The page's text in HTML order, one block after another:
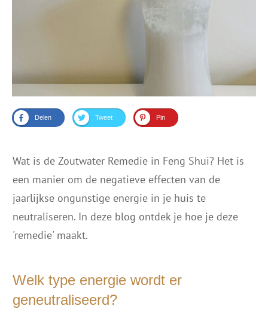
Delen Tweet Pin
Wat is de Zoutwater Remedie in Feng Shui? Het is
een manier om de negatieve effecten van de
jaarlijkse ongunstige energie in je huis te
neutraliseren. In deze blog ontdek je hoe je deze
'remedie' maakt.
Welk type energie wordt er
geneutraliseerd?